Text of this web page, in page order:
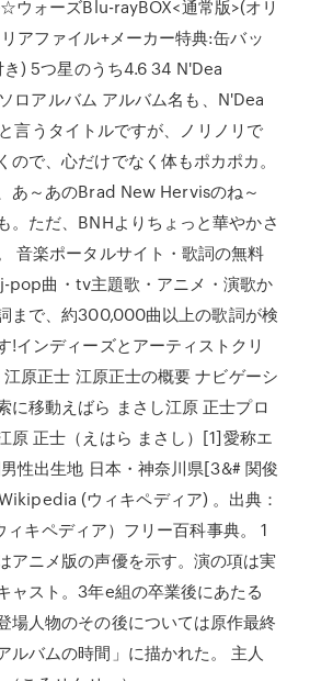
ウォーズBlu-rayBOX<通常版>(オリ
アファイル+メーカー特典:缶バッ
) 5つ星のうち4.6 34 N'Dea
ロアルバム アルバム名も、N'Dea
言うタイトルですが、ノリノリで
ので、心だけでなく体もポカポカ。
あ～あのBrad New Hervisのね～
。ただ、BNHよりちょっと華やかさ
音楽ポータルサイト・歌詞の無料
pop曲・tv主題歌・アニメ・演歌か
まで、約300,000曲以上の歌詞が検
!インディーズとアーティストクリ
原正士 江原正士の概要 ナビゲーシ
に移動えばら まさし江原 正士プロ
原 正士（えはら まさし）[1]愛称エ
性出生地 日本・神奈川県[3&# 関俊
(ウィキペディア) 。出典：
キペディア）フリー百科事典。 1
アニメ版の声優を示す。演の項は実
ャスト。3年e組の卒業後にあたる
場人物のその後については原作最終
ルバムの時間」に描かれた。 主人